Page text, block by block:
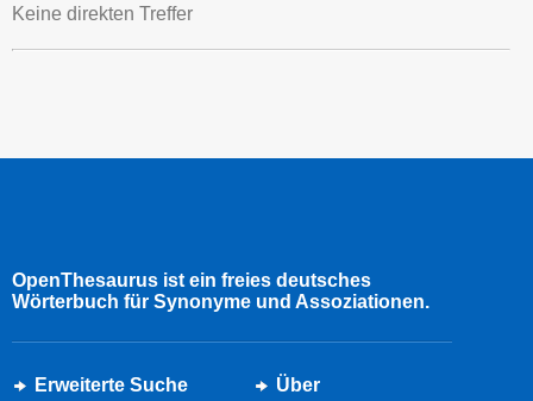
Keine direkten Treffer
OpenThesaurus ist ein freies deutsches
Wörterbuch für Synonyme und Assoziationen.
Erweiterte Suche
Über